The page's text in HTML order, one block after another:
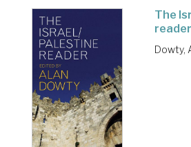
The
reader
Dowty,